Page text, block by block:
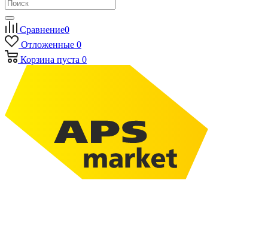
Сравнение0
Отложенные 0
Корзина пуста 0